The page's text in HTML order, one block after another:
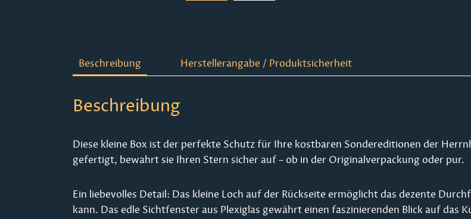
Beschreibung Herstellerangabe / Produktsicherheit
Beschreibung
Diese kleine Box ist der perfekte Schutz für Ihre kostbaren Sondereditionen der
gefertigt, bewahrt sie Ihren Stern sicher auf – ob in der Originalverpackung oder pur.
Ein liebevolles Detail: Das kleine Loch auf der Rückseite ermöglicht das dezente
kann. Das edle Sichtfenster aus Plexiglas gewährt einen faszinierenden Blick auf das